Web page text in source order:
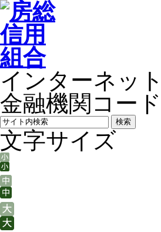
インターネッ
金融機関コー
文字サイズ